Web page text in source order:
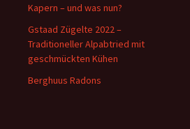
Kapern – und was nun?
Gstaad Zügelte 2022 –
Traditioneller Alpabtried mit
geschmückten Kühen
Berghuus Radons